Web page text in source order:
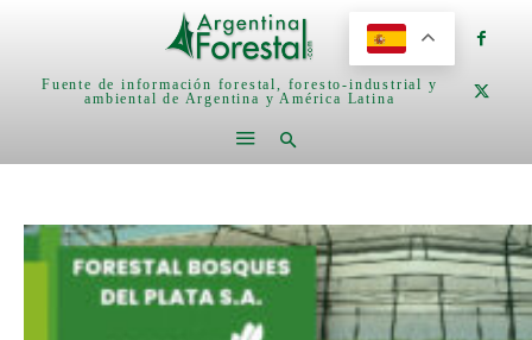
Fuente de información forestal, foresto-industrial y
ambiental de Argentina y América Latina